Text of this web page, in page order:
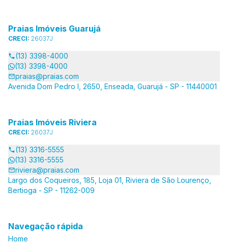
Praias Imóveis Guarujá
CRECI: 26037J
(13) 3398-4000
(13) 3398-4000
praias@praias.com
Avenida Dom Pedro I, 2650, Enseada, Guarujá - SP - 11440001
Praias Imóveis Riviera
CRECI: 26037J
(13) 3316-5555
(13) 3316-5555
riviera@praias.com
Largo dos Coqueiros, 185, Loja 01, Riviera de São Lourenço,
Bertioga - SP - 11262-009
Navegação rápida
Home